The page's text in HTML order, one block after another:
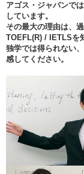
アゴス・ジャパンで
しています。
その最大の理由は、
TOEFL(R) / IETLSを
独学では得られない
感してください。